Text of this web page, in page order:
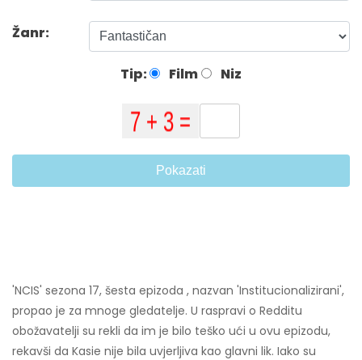
Žanr:
Tip: Film Niz
Pokazati
'NCIS' sezona 17, šesta epizoda , nazvan 'Institucionalizirani',
propao je za mnoge gledatelje. U raspravi o Redditu
obožavatelji su rekli da im je bilo teško ući u ovu epizodu,
rekavši da Kasie nije bila uvjerljiva kao glavni lik. Iako su